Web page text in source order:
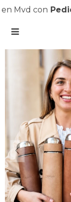
Mvd con
